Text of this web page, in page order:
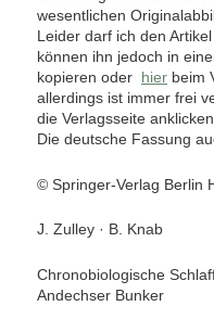
wesentlichen
Leider darf ich den
können ihn jedoch in
kopieren oder hier beim
allerdings ist immer frei
die Verlagsseite
Die deutsche Fassung
© Springer-Verlag Berlin
J. Zulley · B. Knab
Chronobiologische
Andechser Bunker